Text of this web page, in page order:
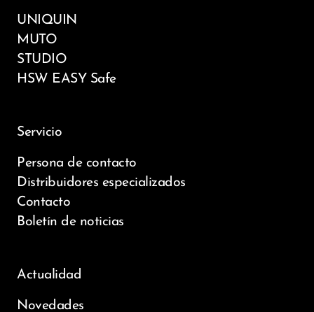
UNIQUIN
MUTO
STUDIO
HSW EASY Safe
Servicio
Persona de contacto
Distribuidores especializados
Contacto
Boletín de noticias
Actualidad
Novedades